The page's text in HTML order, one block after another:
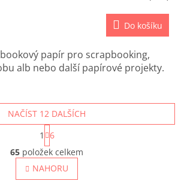
Do košíku
papír pro scrapbooking,
alb nebo další papírové projekty.
O
v
l
á
NAČÍST 12 DALŠÍCH
S
t
r
á
n
k
1
6
65 položek celkem
NAHORU